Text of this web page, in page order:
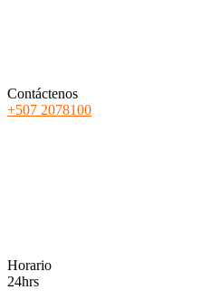
Contáctenos
+507 2078100
Horario
24hrs